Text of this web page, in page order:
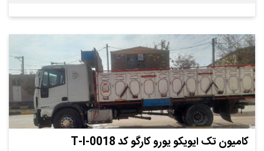
کامیون تک ایویکو یورو کارگو کد T-I-0018